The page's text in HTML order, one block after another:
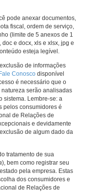
pode anexar documentos,
fiscal, ordem de serviço,
(limite de 5 anexos de 1
e docx, xls e xlsx, jpg e
esteja legível.
de informações
Fale Conosco disponível
é necessário que o
serão analisadas
sistema. Lembre-se: a
pelos consumidores é
de Relações de
e devidamente
de algum dado da
tratamento de sua
), bem como registrar seu
pela empresa. Estas
dos consumidores e
de Relações de